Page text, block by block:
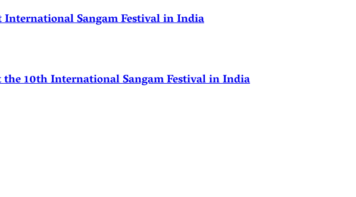
International Sangam Festival in India
the 10th International Sangam Festival in India